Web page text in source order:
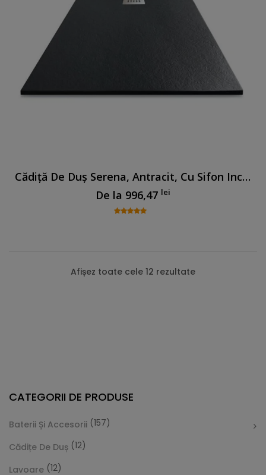
Cădiță De Duș Serena, Antracit, Cu Sifon Inclus
De la 996,47 lei
Afișez toate cele 12 rezultate
CATEGORII DE PRODUSE
Baterii Și Accesorii (157)
Cădițe De Duș (12)
Lavoare (12)